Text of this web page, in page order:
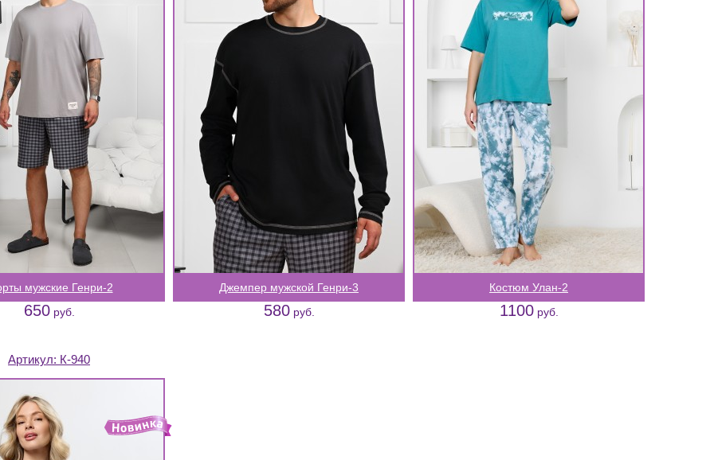
мужские Генри-2
650руб.
Джемпер мужской Генри-3
580руб.
Костюм Улан-2
1100руб.
Артикул: К-940